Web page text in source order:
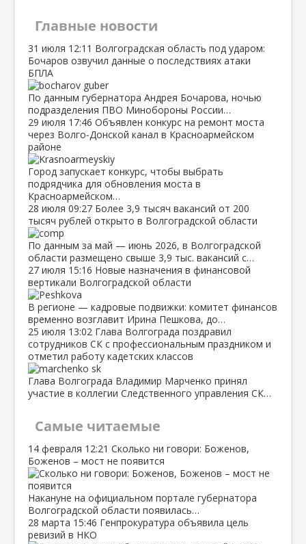
Главные новости
31 июля 12:11 Волгоградская область под ударом:
Бочаров озвучил данные о последствиях атаки
БПЛА
По данным губернатора Андрея Бочарова, ночью
подразделения ПВО Минобороны России…
29 июля 17:46 Объявлен конкурс на ремонт моста
через Волго‑Донской канал в Красноармейском
районе
Город запускает конкурс, чтобы выбрать
подрядчика для обновления моста в
Красноармейском…
28 июля 09:27 Более 3,9 тысяч вакансий от 200
тысяч рублей открыто в Волгоградской области
По данным за май — июнь 2026, в Волгоградской
области размещено свыше 3,9 тыс. вакансий с…
27 июля 15:16 Новые назначения в финансовой
вертикали Волгоградской области
В регионе — кадровые подвижки: комитет финансов
временно возглавит Ирина Пешкова, до…
25 июля 13:02 Глава Волгограда поздравил
сотрудников СК с профессиональным праздником и
отметил работу кадетских классов
Глава Волгограда Владимир Марченко принял
участие в коллегии Следственного управления СК…
Самые читаемые
14 февраля 12:21 Сколько ни говори: Боженов,
Боженов – мост не появится
Накануне на официальном портале губернатора
Волгоградской области появилась…
28 марта 15:46 Генпрокуратура объявила цель
ревизий в НКО